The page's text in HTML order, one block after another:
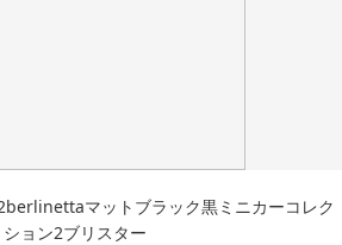
マットブラック黒ミニカーコレク
ション2ブリスター